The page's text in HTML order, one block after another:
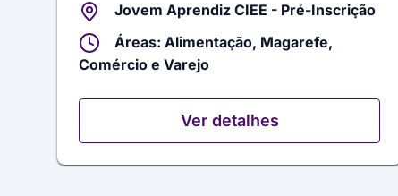
Jovem Aprendiz CIEE - Pré-Inscrição
Áreas: Alimentação, Magarefe,
Comércio e Varejo
Ver detalhes